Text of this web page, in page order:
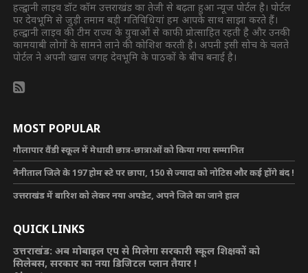
हल्द्वानी लाइव डॉट कॉम उत्तराखंड का तेजी से बढ़ता हुआ न्यूज पोर्टल है। पोर्टल
पर देवभूमि से जुड़ी तमाम बड़ी गतिविधियां हम आपके साथ साझा करते हैं।
हल्द्वानी लाइव की टीम राज्य के युवाओं से काफी प्रोत्साहित रहती है और उनकी
कामयाबी लोगों के सामने लाने की कोशिश करती है। अपनी इसी सोच के चलते
पोर्टल ने अपनी खास जगह देवभूमि के पाठकों के बीच बनाई है।
MOST POPULAR
गौलापार वैंडी स्कूल में मेधावी छात्र-छात्राओं को किया गया सम्मानित
नैनीताल जिले के 197 होम स्टे पर छापा, 150 से ज्यादा को नोटिस और कई होंगे बंद !
उत्तराखंड में बारिश को लेकर नया अपडेट, अपने जिले का जाने हाल
QUICK LINKS
उत्तराखंड: अब मोबाइल एप से मिलेगा सरकारी स्कूल शिक्षकों को
सिलेबस, सरकार का नया डिजिटल प्लान तैयार !